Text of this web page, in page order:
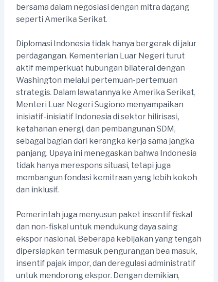
bersama dalam negosiasi dengan mitra dagang
seperti Amerika Serikat.
Diplomasi Indonesia tidak hanya bergerak di jalur
perdagangan. Kementerian Luar Negeri turut
aktif memperkuat hubungan bilateral dengan
Washington melalui pertemuan-pertemuan
strategis. Dalam lawatannya ke Amerika Serikat,
Menteri Luar Negeri Sugiono menyampaikan
inisiatif-inisiatif Indonesia di sektor hilirisasi,
ketahanan energi, dan pembangunan SDM,
sebagai bagian dari kerangka kerja sama jangka
panjang. Upaya ini menegaskan bahwa Indonesia
tidak hanya merespons situasi, tetapi juga
membangun fondasi kemitraan yang lebih kokoh
dan inklusif.
Pemerintah juga menyusun paket insentif fiskal
dan non-fiskal untuk mendukung daya saing
ekspor nasional. Beberapa kebijakan yang tengah
dipersiapkan termasuk pengurangan bea masuk,
insentif pajak impor, dan deregulasi administratif
untuk mendorong ekspor. Dengan demikian,